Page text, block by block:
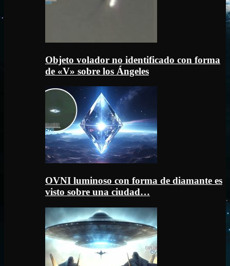
Objeto volador no identificado con forma
de «V» sobre los Ángeles
OVNI luminoso con forma de diamante es
visto sobre una ciudad…